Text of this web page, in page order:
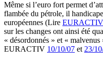
Même si l’euro fort permet
flambée du pétrole, il
européennes (Lire
sur les changes ont ainsi été
« désordonnés » et «
EURACTIV 10/10/07 et 23/